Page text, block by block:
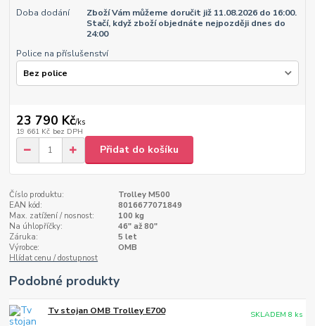
Doba dodání
Zboží Vám můžeme doručit již 11.08.2026 do 16:00.
Stačí, když zboží objednáte nejpozději dnes do
24:00
Police na příslušenství
23 790 Kč/ks
19 661 Kč bez DPH
Přidat do košíku
Číslo produktu:
Trolley M500
EAN kód:
8016677071849
Max. zatížení / nosnost:
100 kg
Na úhlopříčky:
46" až 80"
Záruka:
5 let
Výrobce:
OMB
Hlídat cenu / dostupnost
Podobné produkty
Tv stojan OMB Trolley E700 SKLADEM 8 ks